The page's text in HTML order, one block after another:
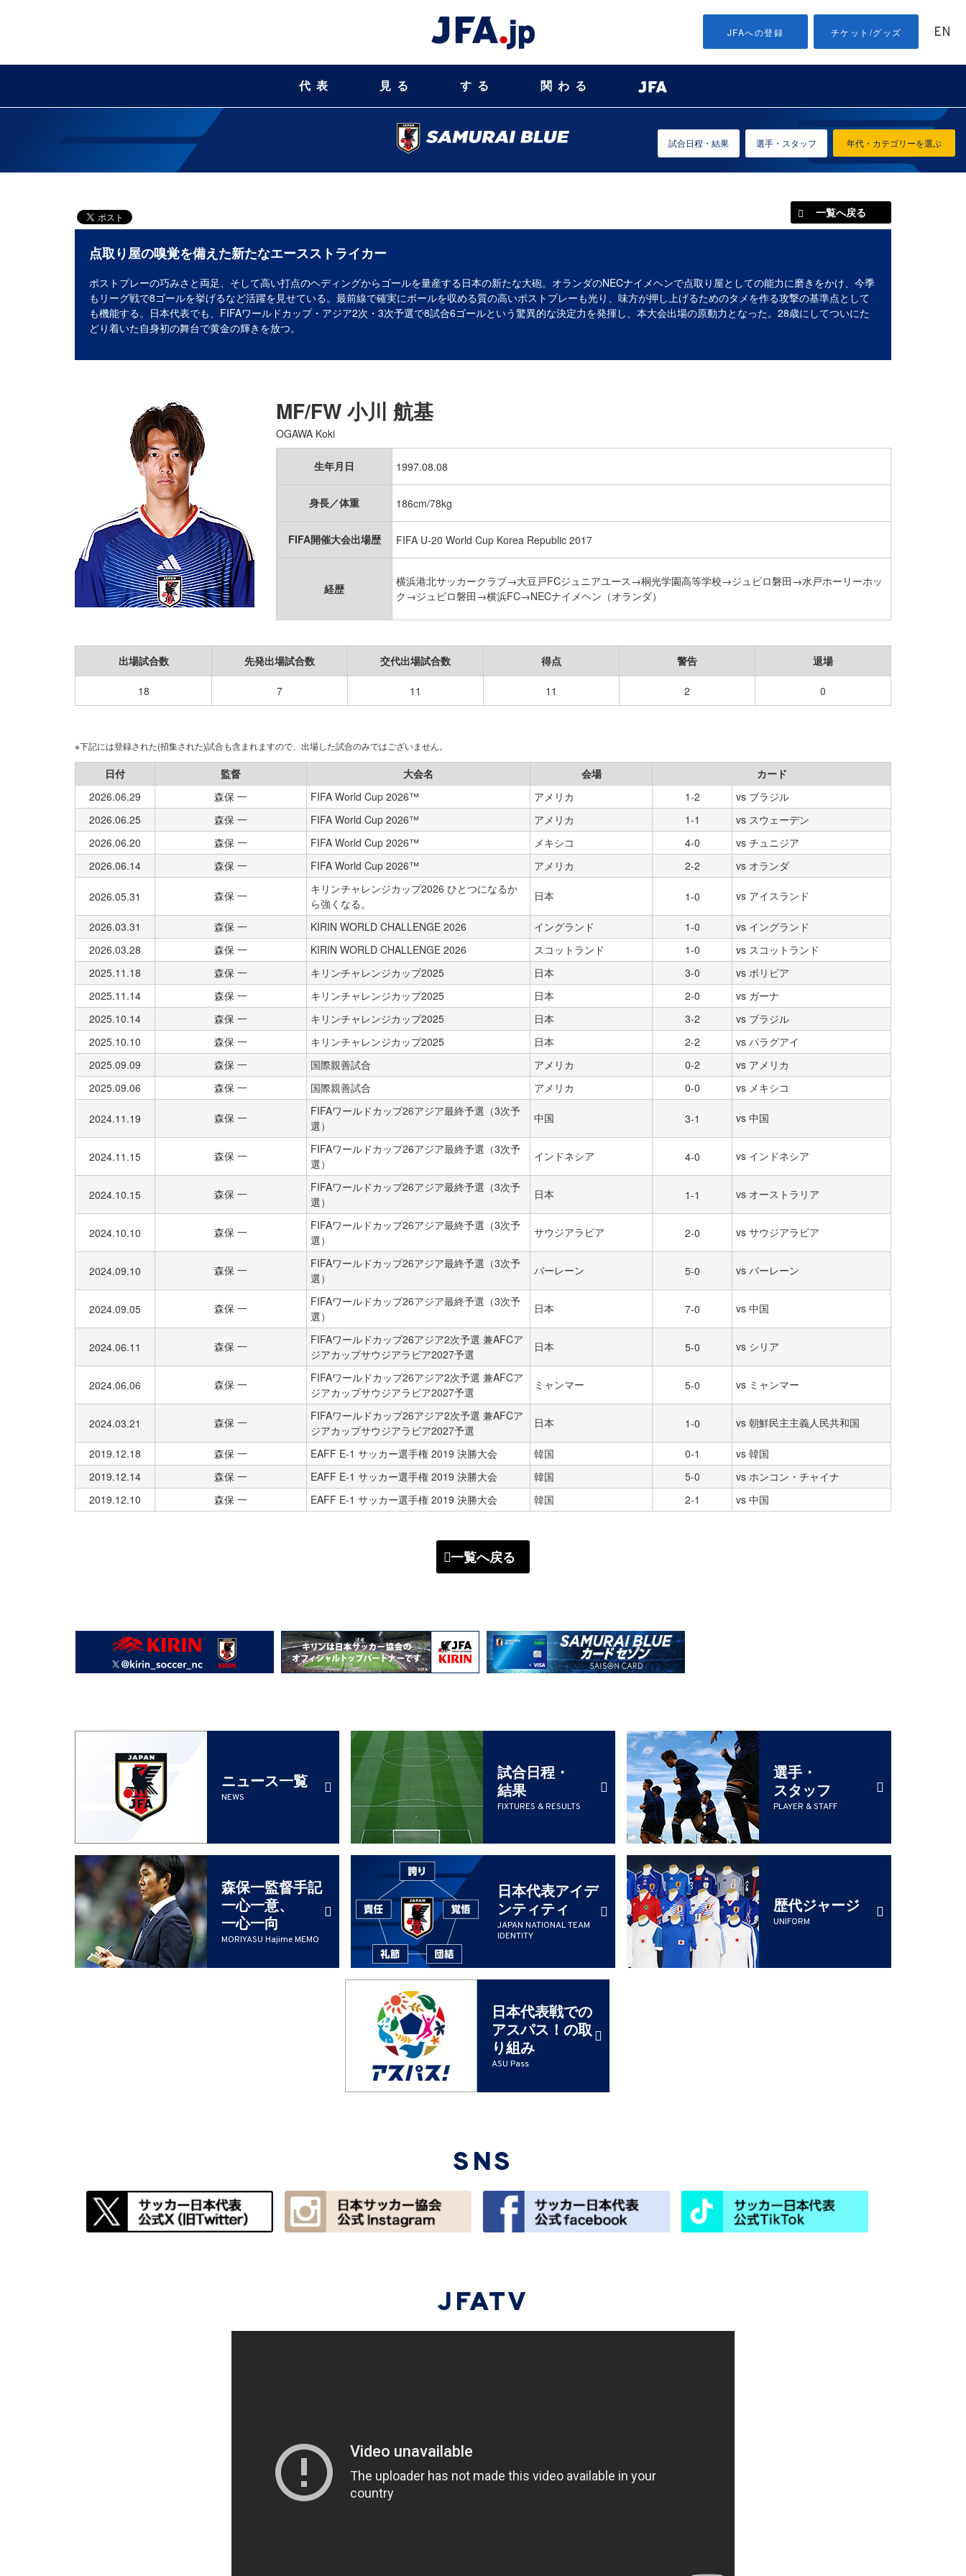
JFAへの登録 チケット/グッズ EN
代表 見る する 関わる
年代・カテゴリーを選ぶ
試合日程・結果 選手・スタッフ
一覧へ戻る
点取り屋の嗅覚を備えた新たなエースストライカー
ポストプレーの巧みさと両足、そして高い打点のヘディングからゴールを量産する日本の新たな大砲。オランダのNECナイメヘンで点取り屋としての能力に磨きをかけ、今季
もリーグ戦で8ゴールを挙げるなど活躍を見せている。最前線で確実にボールを収める質の高いポストプレーも光り、味方が押し上げるためのタメを作る攻撃の基準点として
も機能する。日本代表でも、FIFAワールドカップ・アジア2次・3次予選で8試合6ゴールという驚異的な決定力を発揮し、本大会出場の原動力となった。28歳にしてついにた
どり着いた自身初の舞台で黄金の輝きを放つ。
MF/FW小川 航基
OGAWA Koki
生年月日 1997.08.08
身長／体重 186cm/78kg
FIFA開催大会出場歴 FIFA U-20 World Cup Korea Republic 2017
経歴
横浜港北サッカークラブ→大豆戸FCジュニアユース→桐光学園高等学校→ジュビロ磐田→水戸ホーリーホッ
ク→ジュビロ磐田→横浜FC→NECナイメヘン（オランダ）
出場試合数 先発出場試合数 交代出場試合数 得点 警告 退場
18 7 11 11 2 0
※下記には登録された(招集された)試合も含まれますので、出場した試合のみではございません。
日付 監督 大会名 会場
カード
2026.06.29
森保 一 FIFA World Cup 2026™ アメリカ 1-2
vs ブラジル
2026.06.25
森保 一 FIFA World Cup 2026™ アメリカ 1-1
vs スウェーデン
2026.06.20
森保 一 FIFA World Cup 2026™ メキシコ 4-0
vs チュニジア
2026.06.14
森保 一 FIFA World Cup 2026™ アメリカ 2-2 vs オランダ
2026.05.31 森保 一
キリンチャレンジカップ2026 ひとつになるか
ら強くなる。
日本 1-0 vs アイスランド
2026.03.31 森保 一 KIRIN WORLD CHALLENGE 2026 イングランド 1-0
vs イングランド
2026.03.28
森保 一 KIRIN WORLD CHALLENGE 2026 スコットランド 1-0
vs スコットランド
2025.11.18
森保 一 キリンチャレンジカップ2025 日本 3-0
vs ボリビア
2025.11.14
森保 一 キリンチャレンジカップ2025 日本 2-0
vs ガーナ
2025.10.14
森保 一 キリンチャレンジカップ2025 日本 3-2
vs ブラジル
2025.10.10
森保 一 キリンチャレンジカップ2025 日本 2-2
vs パラグアイ
2025.09.09
森保 一 国際親善試合 アメリカ 0-2
vs アメリカ
2025.09.06
森保 一 国際親善試合 アメリカ 0-0 vs メキシコ
2024.11.19 森保 一
FIFAワールドカップ26アジア最終予選（3次予
選）
中国 3-1 vs 中国
2024.11.15 森保 一
FIFAワールドカップ26アジア最終予選（3次予
選）
インドネシア 4-0 vs インドネシア
2024.10.15 森保 一
FIFAワールドカップ26アジア最終予選（3次予
選）
日本 1-1 vs オーストラリア
2024.10.10 森保 一
FIFAワールドカップ26アジア最終予選（3次予
選）
サウジアラビア 2-0 vs サウジアラビア
2024.09.10 森保 一
FIFAワールドカップ26アジア最終予選（3次予
選）
バーレーン 5-0 vs バーレーン
2024.09.05 森保 一
FIFAワールドカップ26アジア最終予選（3次予
選）
日本 7-0 vs 中国
2024.06.11 森保 一
FIFAワールドカップ26アジア2次予選 兼AFCア
ジアカップサウジアラビア2027予選
日本 5-0 vs シリア
2024.06.06 森保 一
FIFAワールドカップ26アジア2次予選 兼AFCア
ジアカップサウジアラビア2027予選
ミャンマー 5-0 vs ミャンマー
2024.03.21 森保 一
FIFAワールドカップ26アジア2次予選 兼AFCア
ジアカップサウジアラビア2027予選
日本 1-0 vs 朝鮮民主主義人民共和国
2019.12.18 森保 一 EAFF E-1 サッカー選手権 2019 決勝大会 韓国 0-1
vs 韓国
2019.12.14
森保 一 EAFF E-1 サッカー選手権 2019 決勝大会 韓国 5-0
vs ホンコン・チャイナ
2019.12.10
森保 一 EAFF E-1 サッカー選手権 2019 決勝大会 韓国 2-1 vs 中国
一覧へ戻る
ニュース一覧
NEWS
試合日程・
結果
FIXTURES & RESULTS
選手・
スタッフ
PLAYER & STAFF
森保一監督手記
一心一意、
一心一向
MORIYASU Hajime MEMO
日本代表アイデ
ンティティ
JAPAN NATIONAL TEAM
IDENTITY
歴代ジャージ
UNIFORM
日本代表戦での
アスパス！の取
り組み
ASU Pass
SNS
JFATV